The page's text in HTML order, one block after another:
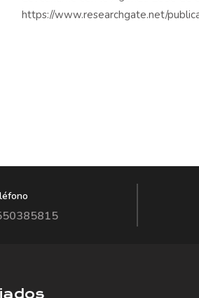
https://www.researchgate.net/